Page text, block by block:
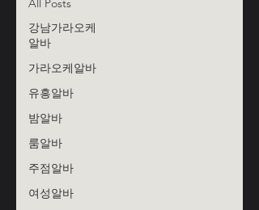
All Posts
강남가라오케
알바
가라오케알바
유흥알바
밤알바
룸알바
주점알바
여성알바